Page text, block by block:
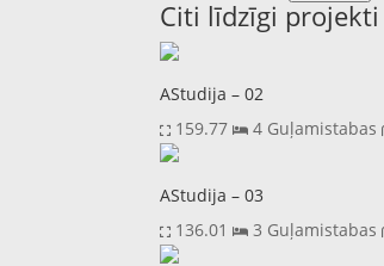
Citi līdzīgi projekti
AStudija – 02
159.77
4 Guļamistabas
AStudija – 03
136.01
3 Guļamistabas